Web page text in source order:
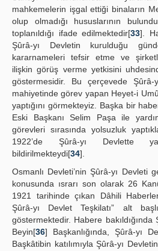
mahkemelerin işgal ettiği binaların
olup olmadığı hususlarının
toplanıldığı ifade edilmektedir[33].
Şûrâ-yı Devletin kurulduğu
kararnameleri tefsir etme ve
ilişkin görüş verme yetkisini
göstermesidir. Bu çerçevede
mahiyetinde görev yapan Heyet-i
yaptığını görmekteyiz. Başka bir
Eski Başkanı Selim Paşa ile
görevleri sırasında yolsuzluk
1922’de Şûrâ-yı Devlette
bildirilmekteydi[34].
Osmanlı Devleti’nin Şûrâ-yı Devleti
konusunda ısrarı son olarak 26
1921 tarihinde çıkan Dâhili Haberler
Şûrâ-yı Devlet Teşkilatı” alt
göstermektedir. Habere bakıldığında
Beyin[36] Başkanlığında, Şûrâ-yı
Başkâtibin katılımıyla Şûrâ-yı